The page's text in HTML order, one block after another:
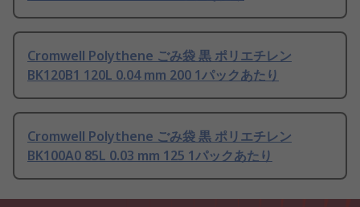
Cromwell Polythene ごみ袋 黒 ポリエチレン
BK120B1 120L 0.04 mm 200 1パックあたり
Cromwell Polythene ごみ袋 黒 ポリエチレン
BK100A0 85L 0.03 mm 125 1パックあたり